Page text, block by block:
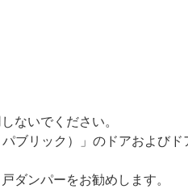
ないでください。
リック）」のドアおよびド
ダンパーをお勧めします。